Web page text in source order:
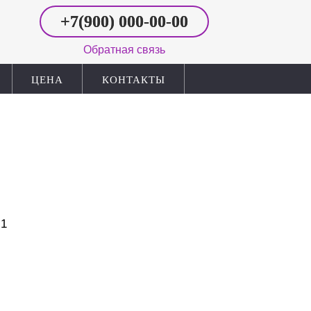
+7(900) 000‑00-00
Обратная связь
ЦЕНА КОНТАКТЫ